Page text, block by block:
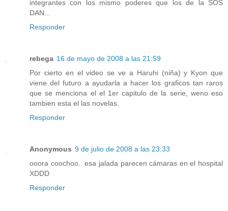
integrantes con los mismo poderes que los de la SOS
DAN...
Responder
rebega 16 de mayo de 2008 a las 21:59
Por cierto en el video se ve a Haruhi (niña) y Kyon que
viene del futuro a ayudarla a hacer los graficos tan raros
que se menciona el el 1er capitulo de la serie, weno eso
tambien esta el las novelas.
Responder
Anonymous 9 de julio de 2008 a las 23:33
ooora coochoo.. esa jalada parecen cámaras en el hospital
XDDD
Responder